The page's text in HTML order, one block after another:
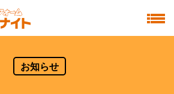
お知らせ